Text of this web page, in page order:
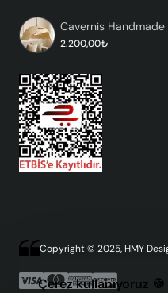
Çerez kullanıyoruz 🍪
Cavernis Handmade
2.200,00₺
Copyright © 2025, HMY